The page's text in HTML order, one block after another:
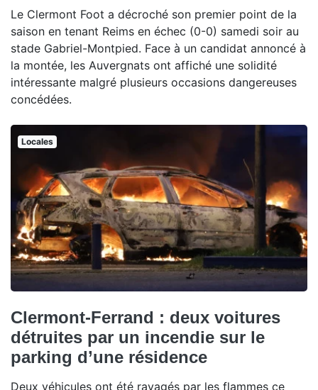
Le Clermont Foot a décroché son premier point de la
saison en tenant Reims en échec (0-0) samedi soir au
stade Gabriel-Montpied. Face à un candidat annoncé à
la montée, les Auvergnats ont affiché une solidité
intéressante malgré plusieurs occasions dangereuses
concédées.
Locales
Clermont-Ferrand : deux voitures
détruites par un incendie sur le
parking d’une résidence
Deux véhicules ont été ravagés par les flammes ce